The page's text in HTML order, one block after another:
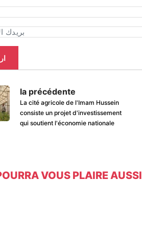
la précédente
La cité agricole de l'Imam Hussein
consiste un projet d'investissement
qui soutient l'économie nationale
VOUS PLAIRE AUSSI